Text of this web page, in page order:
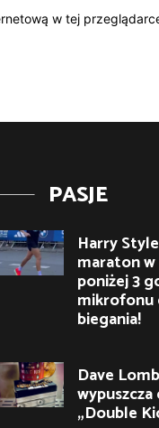
w tej
PASJE
Harry
maraton
poniżej 3
biegania!
Dave
„Double